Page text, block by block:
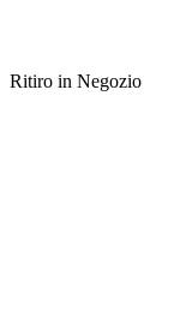
Ritiro in Negozio